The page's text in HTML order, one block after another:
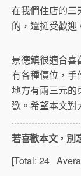
在我們住店的三
的，還挺受歡迎
景德鎮很適合喜
有各種價位，手
地方有兩三元的
歡。希望本文對
若喜歡本文，別
[Total: 24